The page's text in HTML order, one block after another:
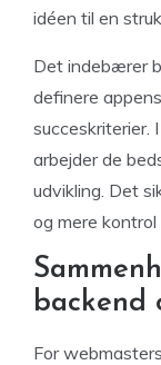
idéen til en
Det indebærer
definere
succeskriterier.
arbejder de
udvikling. Det
og mere
backend
For